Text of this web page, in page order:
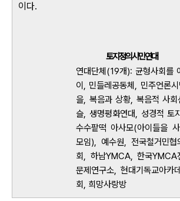
이다.
토지정의시민연대
연대단체(19개): 균형사회를
이, 민들레공동체, 민주언론
을, 복음과 상황, 복음적 사회
슬, 생명평화연대, 성경적 토
수수팥떡 아사모(아이들을
모임), 예수원, 전국철거민협
회, 하남YMCA, 한국YMCA
문제연구소, 현대기독교아카
회, 희망사랑방